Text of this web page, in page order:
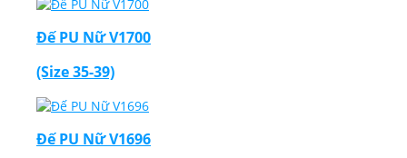
Đế PU Nữ V1700
(Size 35-39)
Đế PU Nữ V1696